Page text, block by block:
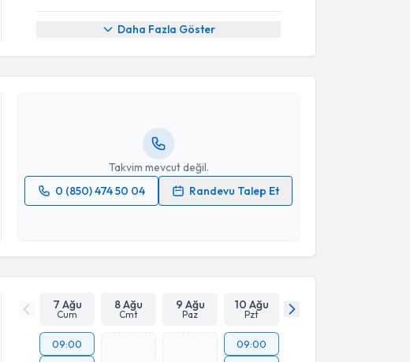
Daha Fazla Göster
Takvim mevcut değil.
0 (850) 474 50 04
Randevu Talep Et
Randevu Takvimi Talebi
Prof. Dr. Muhammed Keskiniçin randevu takvimi talebi
oluşturun. Size bu uzmandan randevu almanız için bir takvim
7 Ağu
Cum
8 Ağu
Cmt
9 Ağu
Paz
10 Ağu
Pzt
09:00
09:00